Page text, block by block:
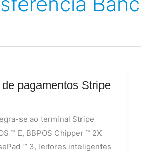
pagamentos Stripe
se ao terminal Stripe
™ E, BBPOS Chipper ™ 2X
™ 3, leitores inteligentes